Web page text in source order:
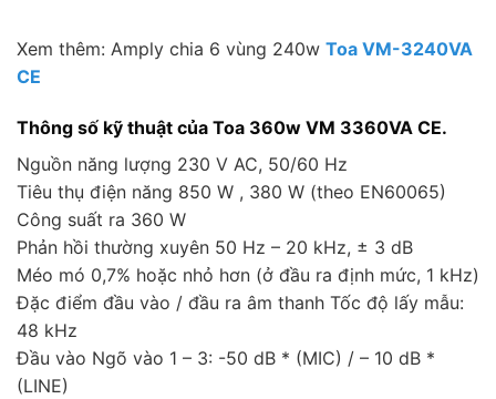
Xem thêm: Amply chia 6 vùng 240w Toa VM-3240VA
CE
Thông số kỹ thuật của Toa 360w VM 3360VA CE.
Nguồn năng lượng 230 V AC, 50/60 Hz
Tiêu thụ điện năng 850 W , 380 W (theo EN60065)
Công suất ra 360 W
Phản hồi thường xuyên 50 Hz – 20 kHz, ± 3 dB
Méo mó 0,7% hoặc nhỏ hơn (ở đầu ra định mức, 1 kHz)
Đặc điểm đầu vào / đầu ra âm thanh Tốc độ lấy mẫu:
48 kHz
Đầu vào Ngõ vào 1 – 3: -50 dB * (MIC) / – 10 dB *
(LINE)